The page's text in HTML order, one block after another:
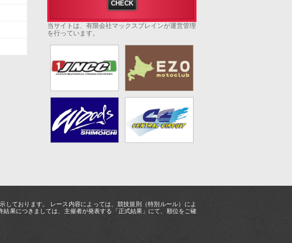
当サイトは、有限会社マックスブレインが運営管理
を行っています。
ております。 レース内容によっては、競技規則（特別ルール）によ
果につきましては、主催者が発表する「正式結果」にて、順位をご確